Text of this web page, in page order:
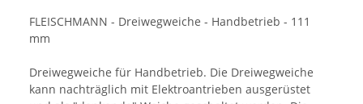
FLEISCHMANN - Dreiwegweiche - Handbetrieb - 111
mm
Dreiwegweiche für Handbetrieb. Die Dreiwegweiche
kann nachträglich mit Elektroantrieben ausgerüstet